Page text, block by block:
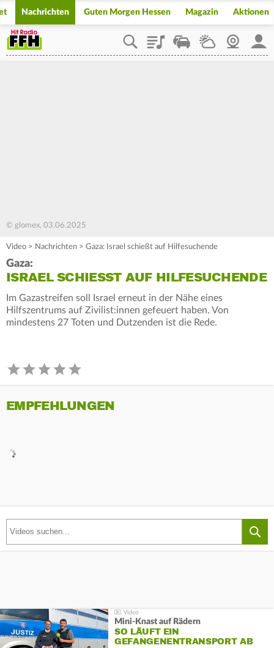
Nachrichten Guten Morgen Hessen Magazin Aktionen
PlaylistStaupilotWetterWebcam
© glomex, 03.06.2025
Video > Nachrichten > Gaza: Israel schießt auf Hilfesuchende
Gaza:
ISRAEL SCHIESST AUF HILFESUCHENDE
Im Gazastreifen soll Israel erneut in der Nähe eines
Hilfszentrums auf Zivilist:innen gefeuert haben. Von
mindestens 27 Toten und Dutzenden ist die Rede.
EMPFEHLUNGEN
Mini-Knast auf Rädern
SO LÄUFT EIN
GEFANGENENTRANSPORT AB